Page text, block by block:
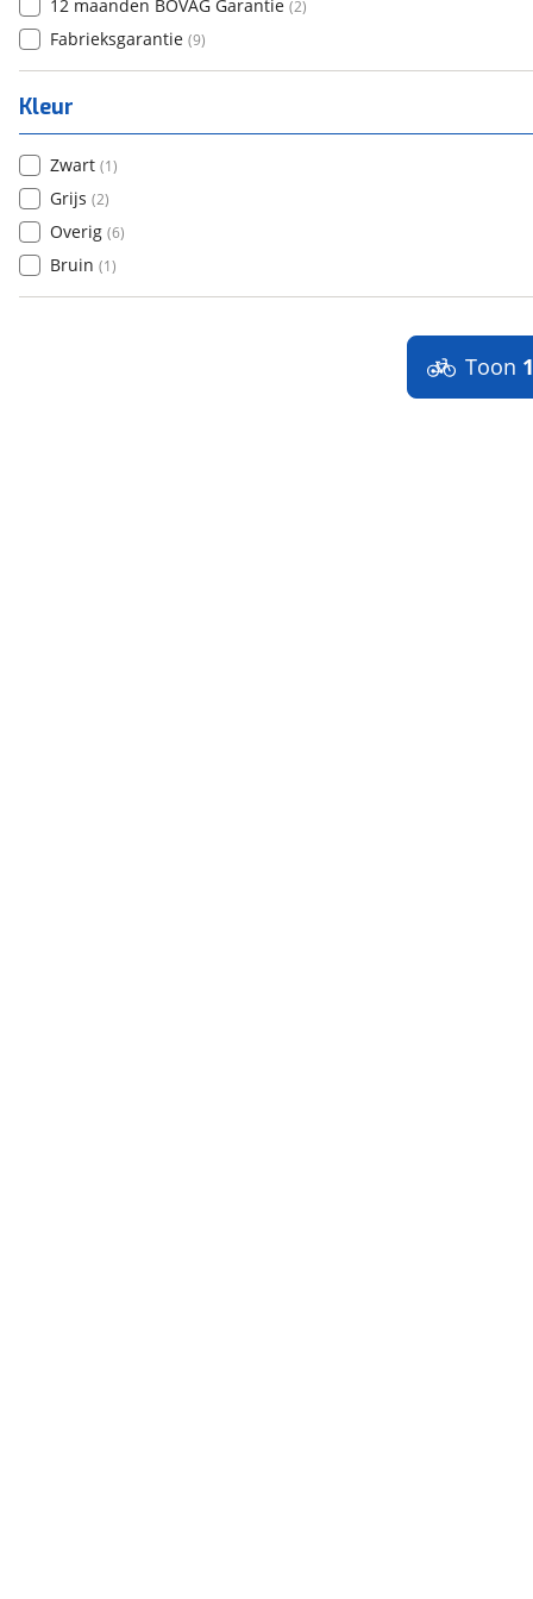
12 maanden BOVAG Garantie (2)
Fabrieksgarantie (9)
Kleur
Zwart (1)
Grijs (2)
Overig (6)
Bruin (1)
Toon